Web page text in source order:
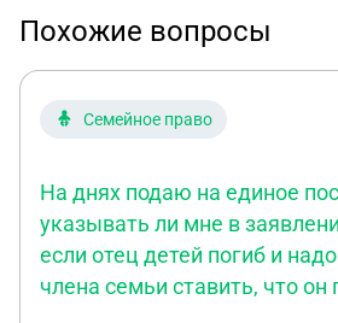
Похожие вопросы
Семейное право
На днях подаю на единое
указывать ли мне в
если отец детей погиб и
члена семьи ставить, что он